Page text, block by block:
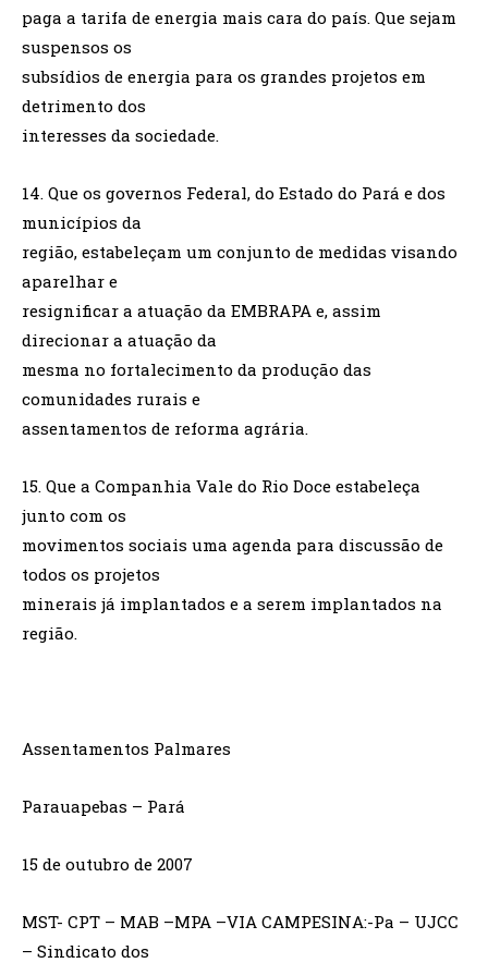
paga a tarifa de energia mais cara do país. Que sejam
suspensos os
subsídios de energia para os grandes projetos em
detrimento dos
interesses da sociedade.
14. Que os governos Federal, do Estado do Pará e dos
municípios da
região, estabeleçam um conjunto de medidas visando
aparelhar e
resignificar a atuação da EMBRAPA e, assim
direcionar a atuação da
mesma no fortalecimento da produção das
comunidades rurais e
assentamentos de reforma agrária.
15. Que a Companhia Vale do Rio Doce estabeleça
junto com os
movimentos sociais uma agenda para discussão de
todos os projetos
minerais já implantados e a serem implantados na
região.
Assentamentos Palmares
Parauapebas – Pará
15 de outubro de 2007
MST- CPT – MAB –MPA –VIA CAMPESINA:-Pa – UJCC
– Sindicato dos